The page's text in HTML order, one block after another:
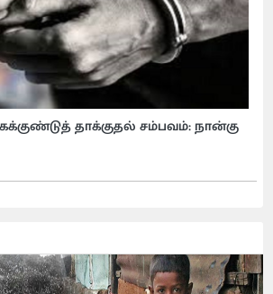
தாக்குதல் சம்பவம்: நான்கு